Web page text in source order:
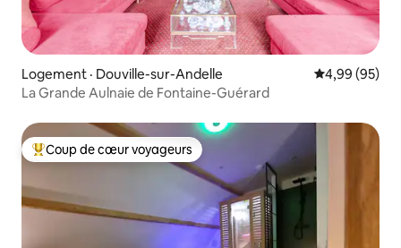
Logement · Douville-sur-Andelle Note
4,99 (95)
La Grande Aulnaie de Fontaine-Guérard
Coup de cœur voyageurs parmi les plus aimés
Coup de cœur voyageurs